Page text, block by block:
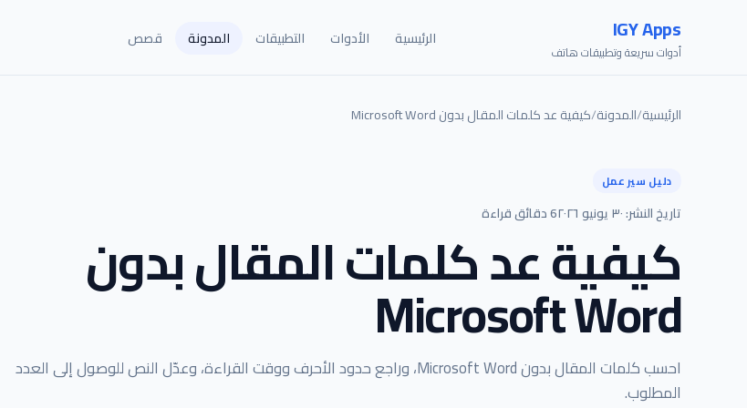
IGY Apps
أدوات سريعة وتطبيقات هاتف
الرئيسية الأدوات التطبيقات المدونة قصص
الرئيسية/المدونة/كيفية عد كلمات المقال بدون Microsoft Word
دليل سير عمل
تاريخ النشر: ٣٠ يونيو ٢٠٢٦ 6 دقائق قراءة
كيفية عد كلمات المقال بدون
Microsoft Word
احسب كلمات المقال بدون Microsoft Word، وراجع حدود الأحرف ووقت القراءة، وعدّل النص للوصول إلى العدد
المطلوب.